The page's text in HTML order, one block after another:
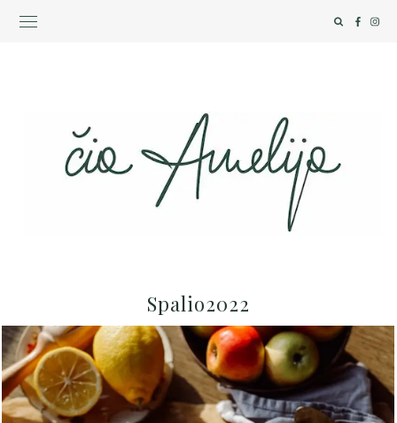
Spalio2022